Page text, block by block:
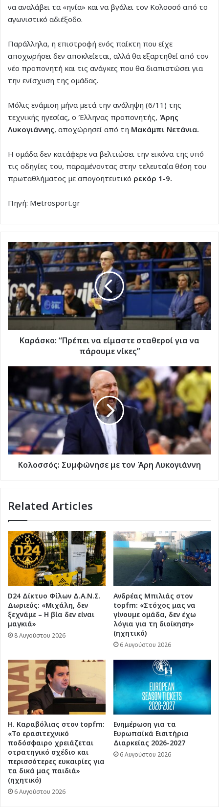
να αναλάβει τα «ηνία» και να βγάλει τον Κολοσσό από το
αγωνιστικό αδιέξοδο.
Παράλληλα, η επιστροφή ενός παίκτη που είχε
αποχωρήσει δεν αποκλείεται, αλλά θα εξαρτηθεί από τον
νέο προπονητή και τις ανάγκες που θα διαπιστώσει για
την ενίσχυση της ομάδας.
Μόλις ενάμιση μήνα μετά την ανάληψη (6/11) της
τεχνικής ηγεσίας, ο Έλληνας προπονητής, Άρης
Λυκογιάννης, αποχώρησεί από τη Μακάμπι Νετάνια.
Η ομάδα δεν κατάφερε να βελτιώσει την εικόνα της υπό
τις οδηγίες του, παραμένοντας στην τελευταία θέση του
πρωταθλήματος με απογοητευτικό ρεκόρ 1-9.
Πηγή: Metrosport.gr
Καράσκο:
“Πρέπει
να
είμαστε
σταθεροί
για
να
πάρουμε
νίκες”
Καράσκο: “Πρέπει να είμαστε σταθεροί για να
πάρουμε νίκες”
Κολοσσός:
με
τον
Άρη
Λυκογιάννη
Κολοσσός: Συμφώνησε με τον Άρη Λυκογιάννη
Related Articles
D24 Δίκτυο Φίλων Δ.Α.Ν.Σ.
Δωριεύς: «Μιχάλη, δεν
ξεχνάμε – Η βία δεν είναι
μαγκιά»
8 Αυγούστου 2026
Ανδρέας Μπιλιάς στον
topfm: «Στόχος μας να
γίνουμε ομάδα, δεν έχω
λόγια για τη διοίκηση»
(ηχητικό)
6 Αυγούστου 2026
Η. Καραβόλιας στον topfm:
«Το ερασιτεχνικό
ποδόσφαιρο χρειάζεται
στρατηγικό σχέδιο και
περισσότερες ευκαιρίες για
τα δικά μας παιδιά»
(ηχητικό)
6 Αυγούστου 2026
Ενημέρωση για τα
Ευρωπαϊκά Εισιτήρια
Διαρκείας 2026-2027
6 Αυγούστου 2026